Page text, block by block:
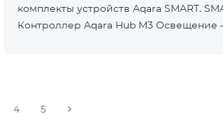
комплекты устройств Aqara SMART.
Контроллер Aqara Hub M3 Освещение
4 5